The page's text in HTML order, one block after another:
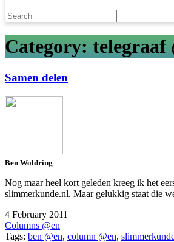
Category: telegraaf
Samen delen
Ben Woldring
Nog maar heel kort geleden kreeg ik het
slimmerkunde.nl. Maar gelukkig staat die
4 February 2011
Columns @en
Tags: ben @en, column @en,